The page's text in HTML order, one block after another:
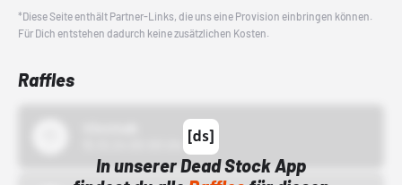
*Diese Seite enthält Partner-Links, die uns eine Provision einbringen können.
Für Dich entstehen dadurch keine zusätzlichen Kosten.
Raffles
In unserer Dead Stock App